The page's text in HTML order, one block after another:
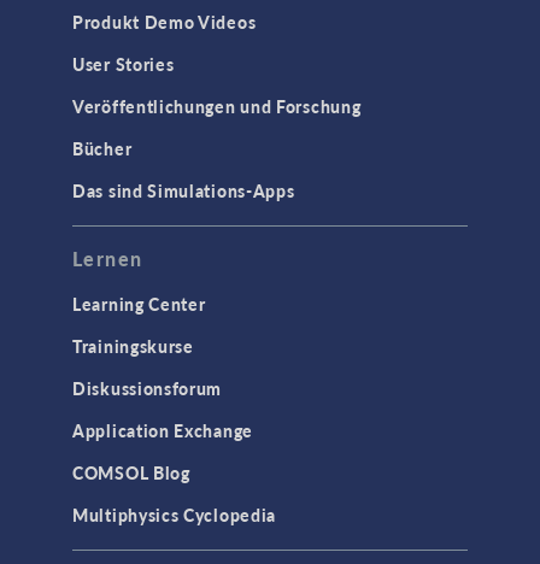
Produkt Demo Videos
User Stories
Veröffentlichungen und Forschung
Bücher
Das sind Simulations-Apps
Lernen
Learning Center
Trainingskurse
Diskussionsforum
Application Exchange
COMSOL Blog
Multiphysics Cyclopedia